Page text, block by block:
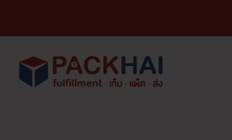
เนื้อหา